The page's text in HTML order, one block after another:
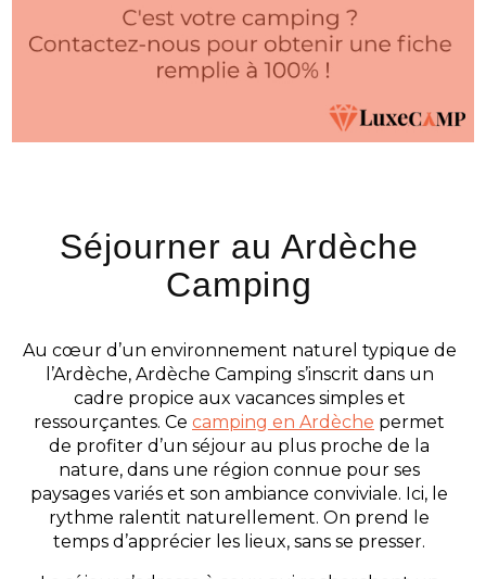
Séjourner au Ardèche
Camping
Au cœur d’un environnement naturel typique de
l’Ardèche, Ardèche Camping s’inscrit dans un
cadre propice aux vacances simples et
ressourçantes. Ce camping en Ardèche permet
de profiter d’un séjour au plus proche de la
nature, dans une région connue pour ses
paysages variés et son ambiance conviviale. Ici, le
rythme ralentit naturellement. On prend le
temps d’apprécier les lieux, sans se presser.